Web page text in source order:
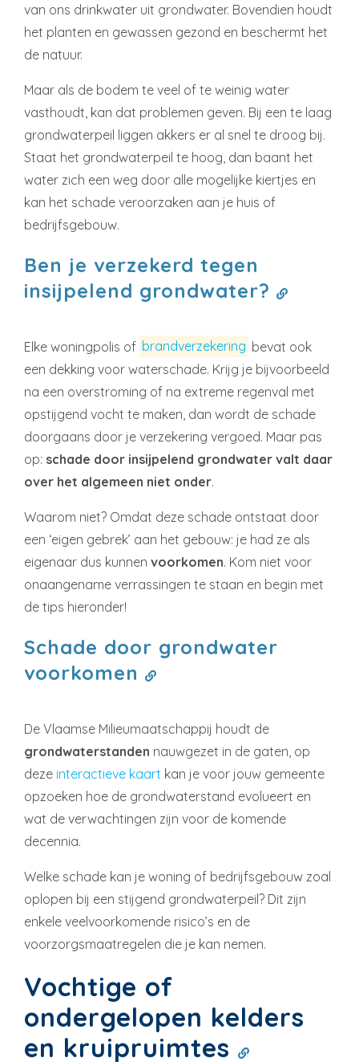
van ons drinkwater uit grondwater. Bovendien houdt
het planten en gewassen gezond en beschermt het
de natuur.
Maar als de bodem te veel of te weinig water
vasthoudt, kan dat problemen geven. Bij een te laag
grondwaterpeil liggen akkers er al snel te droog bij.
Staat het grondwaterpeil te hoog, dan baant het
water zich een weg door alle mogelijke kiertjes en
kan het schade veroorzaken aan je huis of
bedrijfsgebouw.
Ben je verzekerd tegen
insijpelend grondwater?
Elke woningpolis of brandverzekering bevat ook
een dekking voor waterschade. Krijg je bijvoorbeeld
na een overstroming of na extreme regenval met
opstijgend vocht te maken, dan wordt de schade
doorgaans door je verzekering vergoed. Maar pas
op: schade door insijpelend grondwater valt daar
over het algemeen niet onder.
Waarom niet? Omdat deze schade ontstaat door
een ‘eigen gebrek’ aan het gebouw: je had ze als
eigenaar dus kunnen voorkomen. Kom niet voor
onaangename verrassingen te staan en begin met
de tips hieronder!
Schade door grondwater
voorkomen
De Vlaamse Milieumaatschappij houdt de
grondwaterstanden nauwgezet in de gaten, op
deze interactieve kaart kan je voor jouw gemeente
opzoeken hoe de grondwaterstand evolueert en
wat de verwachtingen zijn voor de komende
decennia.
Welke schade kan je woning of bedrijfsgebouw zoal
oplopen bij een stijgend grondwaterpeil? Dit zijn
enkele veelvoorkomende risico’s en de
voorzorgsmaatregelen die je kan nemen.
Vochtige of
ondergelopen kelders
en kruipruimtes